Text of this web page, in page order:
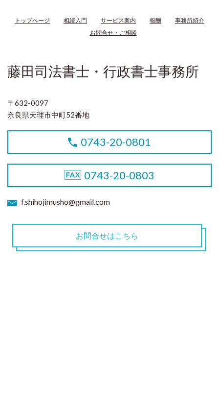
トップページ 相続入門 サービス案内 報酬
事務所紹介
お問合せ・ご相談
藤田司法書士・行政書士事務所
〒632-0097
奈良県天理市中町52番地
0743-20-0801
0743-20-0803
f.shihojimusho@gmail.com
お問合せはこちら